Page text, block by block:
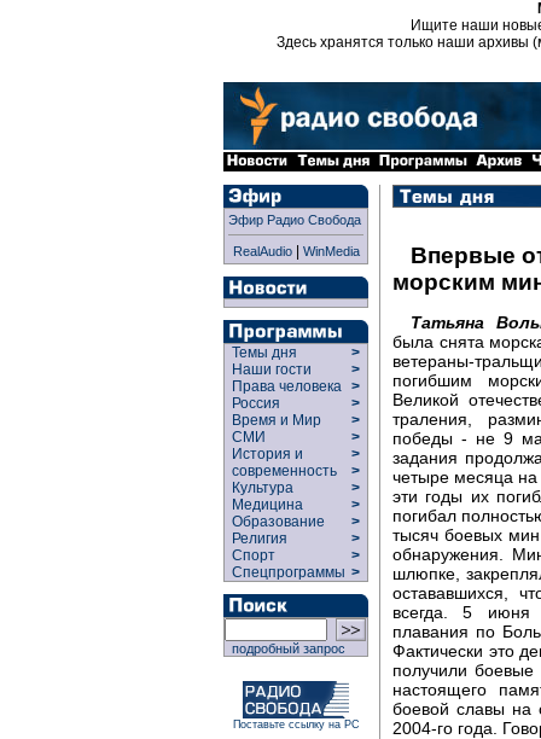
Ищите наши
Здесь хранятся только наши архивы
Эфир Радио Свобода
RealAudio| WinMedia
Темы дня
>
Наши гости
>
Права человека >
Россия
>
Время и Мир
>
СМИ
>
История и
современность
>
>
Культура
>
Медицина
>
Образование
>
Религия
>
Спорт
>
Спецпрограммы >
подробный запрос
Поставьте ссылку на РС
Впервые
морским
Татьяна
была снята
ветераны-
погибшим
Великой
траления,
победы - не 9
задания
четыре месяца
эти годы их
погибал
тысяч боевых
обнаружения.
шлюпке,
остававшихся,
всегда. 5 июня
плавания по
Фактически это
получили
настоящего
боевой славы на
2004-го года.